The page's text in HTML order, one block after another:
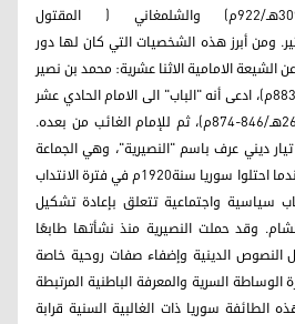
الحلول (المقتول سنة309هـ/922م) والشلمغاني ( المقتول
كثير. ومن أبرز هذه الشخصيات التي كان لها دور
الامامية الاثنا عشرية: محمد بن نصير
النميري (المتوفى سنة270هـ/883م)، ادعى أنه "الباب" الى الامام الحادي عشر
"الحسن العسكري" (232 – 260هـ/846-874م)، ثم للإمام الغائب من بعده.
ديني عرف باسم "النصيرية"، وهي الجماعة
التي أطلق عليها الفرنسيون عندما احتلوا سوريا سنة1920م في فترة الانتداب
سياسية واجتماعية تتعلق بإعادة تشكيل
وقد حملت النصيرية منذ نشأتها طابعًا
النصوص الدينية وإضفاء صفات روحية خاصة
السرية والمعرفة الباطنية المرتبطة
الطائفة سوريا ذات الغالبية السنية قرابة